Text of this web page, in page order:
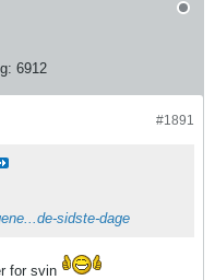
6912
#1891
sidste-dage
for svin